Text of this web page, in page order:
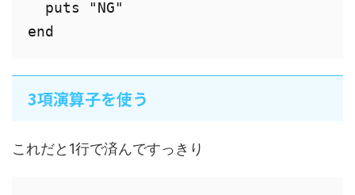
end
3項演算子を使う
これだと1行で済んですっきり